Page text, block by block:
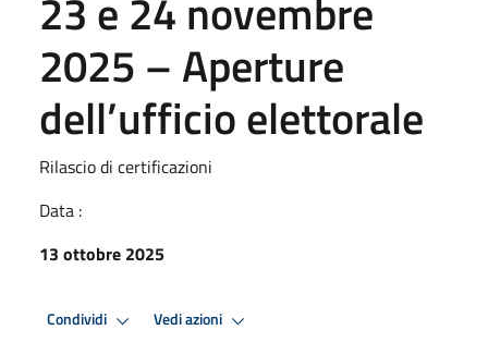
2025 – Aperture
dell’ufficio elettorale
Rilascio di certificazioni
Data :
13 ottobre 2025
Condividi Vedi azioni